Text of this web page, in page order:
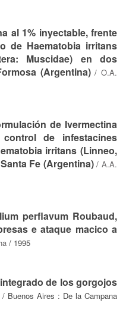
al 1% inyectable, frente
de Haematobia irritans
Muscidae) en dos
(Argentina)/O.A.
de Ivermectina
de infestacines
irritans (Linneo,
Fe (Argentina)/ A.A.
perflavum Roubaud,
e ataque macico a
/ 1995
de los gorgojos
/ Buenos Aires : De la Campana